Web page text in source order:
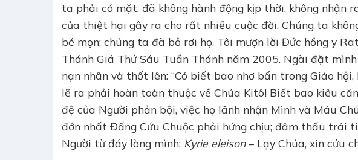
ta phải có mặt, đã không hành động kịp thời, không nhận
của thiệt hại gây ra cho rất nhiều cuộc đời. Chúng ta
bé mọn; chúng ta đã bỏ rơi họ. Tôi mượn lời Đức hồng y
Thánh Giá Thứ Sáu Tuần Thánh năm 2005. Ngài đặt
nạn nhân và thốt lên: “Có biết bao nhơ bẩn trong Giáo
lẽ ra phải hoàn toàn thuộc về Chúa Kitô! Biết bao kiêu
đệ của Người phản bội, việc họ lãnh nhận Mình và Máu
đớn nhất Đấng Cứu Chuộc phải hứng chịu; đâm thấu trái
Người từ đáy lòng mình: Kyrie eleison– Lạy Chúa, xin cứu